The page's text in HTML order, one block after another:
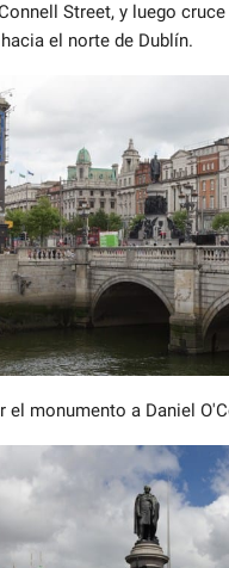
Street, y luego
el norte de Dublín.
el monumento a Daniel